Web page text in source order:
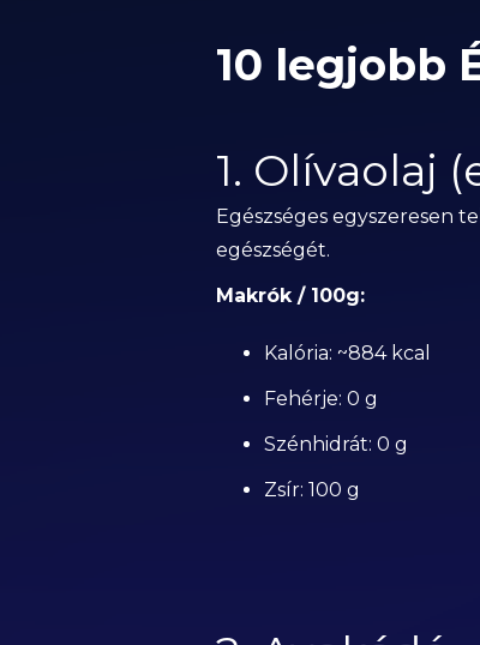
10 legjobb
1. Olívaolaj
Egészséges egyszeresen
egészségét.
Makrók / 100g:
Kalória: ~884 kcal
Fehérje: 0 g
Szénhidrát: 0 g
Zsír: 100 g